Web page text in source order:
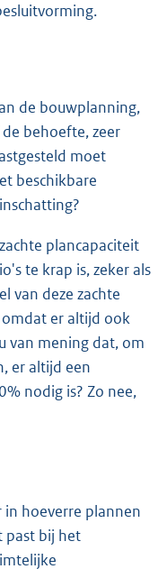
de bouwplanning,
behoefte, zeer
moet
beschikbare
plancapaciteit
te krap is, zeker als
van deze zachte
er altijd ook
van mening dat, om
er altijd een
nodig is? Zo nee,
in hoeverre plannen
past bij het